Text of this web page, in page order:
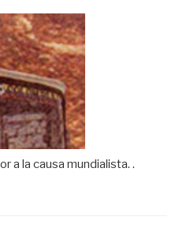
a la causa mundialista. .